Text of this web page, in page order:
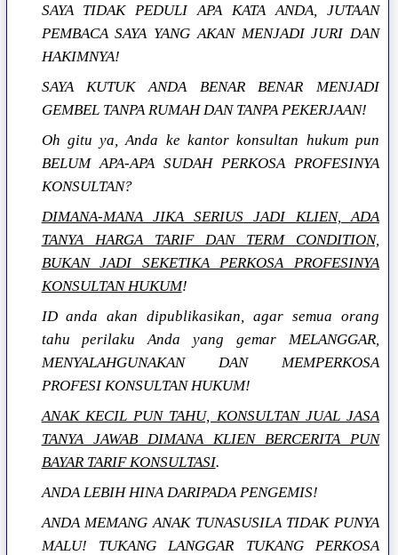
SAYA TIDAK PEDULI APA KATA ANDA, JUTAAN
PEMBACA SAYA YANG AKAN MENJADI JURI DAN
HAKIMNYA!
SAYA KUTUK ANDA BENAR BENAR MENJADI
GEMBEL TANPA RUMAH DAN TANPA PEKERJAAN!
Oh gitu ya, Anda ke kantor konsultan hukum pun
BELUM APA-APA SUDAH PERKOSA PROFESINYA
KONSULTAN?
DIMANA-MANA JIKA SERIUS JADI KLIEN, ADA
TANYA HARGA TARIF DAN TERM CONDITION,
BUKAN JADI SEKETIKA PERKOSA PROFESINYA
KONSULTAN HUKUM!
ID anda akan dipublikasikan, agar semua orang
tahu perilaku Anda yang gemar MELANGGAR,
MENYALAHGUNAKAN DAN MEMPERKOSA
PROFESI KONSULTAN HUKUM!
ANAK KECIL PUN TAHU, KONSULTAN JUAL JASA
TANYA JAWAB DIMANA KLIEN BERCERITA PUN
BAYAR TARIF KONSULTASI.
ANDA LEBIH HINA DARIPADA PENGEMIS!
ANDA MEMANG ANAK TUNASUSILA TIDAK PUNYA
MALU! TUKANG LANGGAR TUKANG PERKOSA